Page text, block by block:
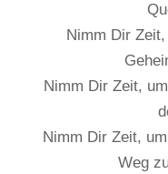
Nimm Dir
Nimm Dir Zeit,
Nimm Dir Zeit,
Weg